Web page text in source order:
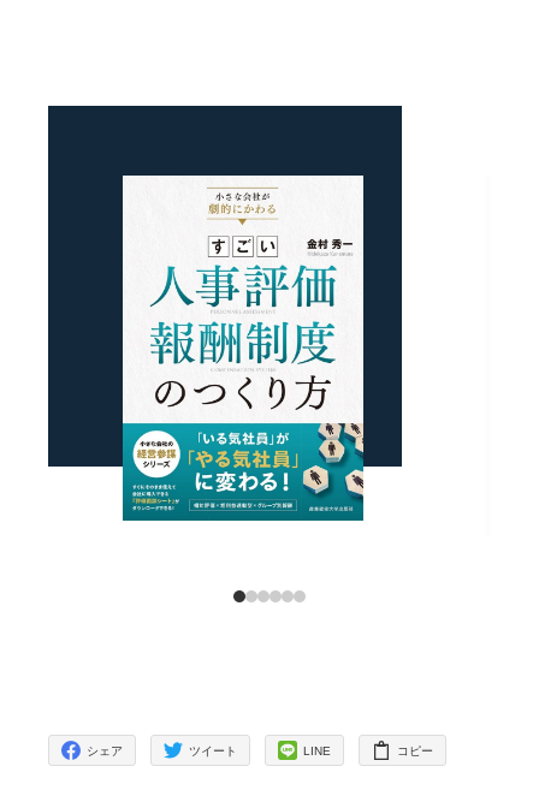
シェア ツイート LINE コピー